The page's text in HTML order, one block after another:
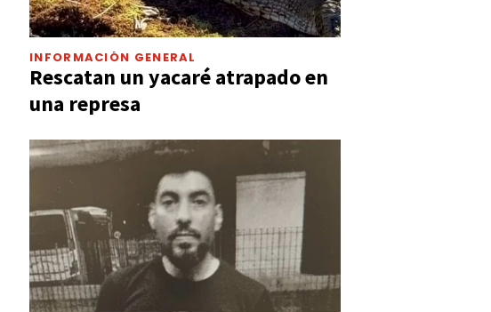
INFORMACIÓN GENERAL
Rescatan un yacaré atrapado en
una represa